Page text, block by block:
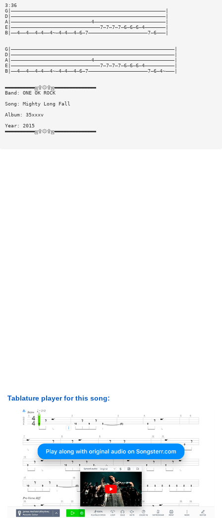
3:36
G|————————————————————————————————————————————————————|
D|————————————————————————————————————————————————————|
A|———————————————————————————4————————————————————————|
E|——————————————————————————————7—7—7—7—6—6—6—4———————|
B|——4——4——4—4——4~—4—4——4—6—7————————————————————7—6———|
G|———————————————————————————————————————————————————————|
D|———————————————————————————————————————————————————————|
A|———————————————————————————4———————————————————————————|
E|——————————————————————————————7—7—7—7—6—6—6—4——————————|
B|——4——4——4—4——4~—4—4——4—6—7————————————————————7—6—4~———|
▬▬▬▬▬▬▬▬▬▬ஜ۩۞۩ஜ▬▬▬▬▬▬▬▬▬▬▬▬▬▬
Band: ONE OK ROCK
Song: Mighty Long Fall
Album: 35xxxv
Year: 2015
▬▬▬▬▬▬▬▬▬▬ஜ۩۞۩ஜ▬▬▬▬▬▬▬▬▬▬▬▬▬▬
Tablature player for this song: